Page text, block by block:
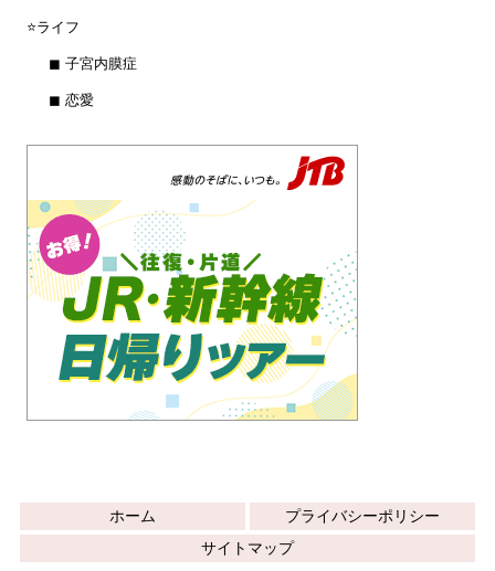
⭐️ライフ
◼︎ 子宮内膜症
◼︎ 恋愛
ホーム
プライバシーポリシー
サイトマップ